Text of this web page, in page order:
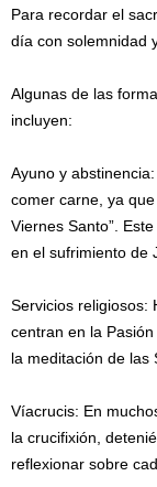
Para recordar el
día con solemnidad
Algunas de las
incluyen:
Ayuno y
comer carne, ya
Viernes Santo”.
en el sufrimiento de
Servicios religiosos:
centran en la
la meditación de las
Víacrucis: En
la crucifixión,
reflexionar sobre